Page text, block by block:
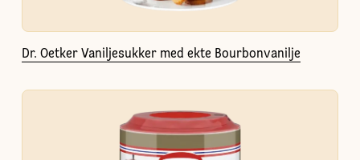
Dr. Oetker Vaniljesukker med ekte Bourbonvanilje